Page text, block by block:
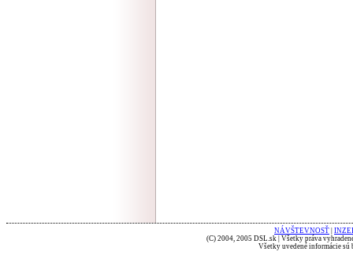
NÁVŠTEVNOSŤ
(C) 2004, 2005 DSL.sk | Všetky práva
Všetky uvedené informácie sú